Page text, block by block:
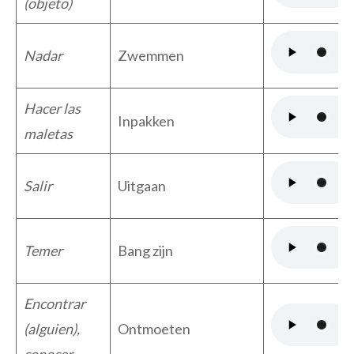
Nadar Zwemmen
Hacer las
maletas
Inpakken
Salir Uitgaan
Temer Bang zijn
Encontrar
(alguien),
Ontmoeten